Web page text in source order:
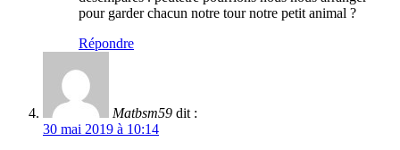
pour garder chacun notre tour notre petit animal ?
Répondre
Matbsm59 dit :
30 mai 2019 à 10:14